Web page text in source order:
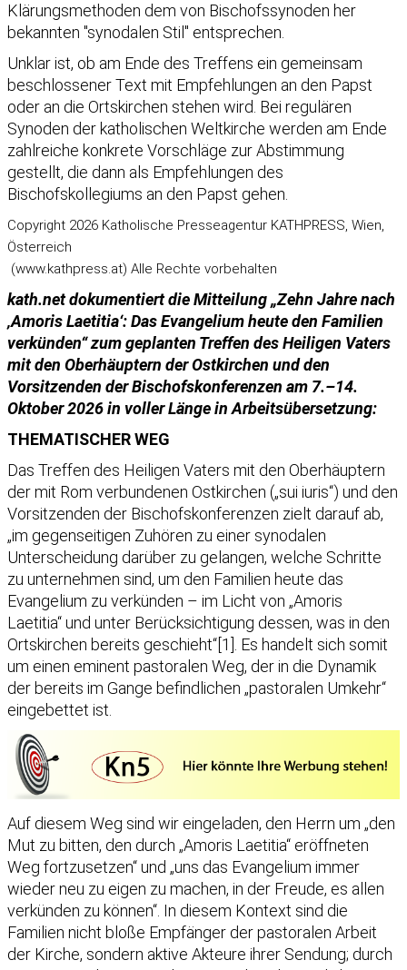
Klärungsmethoden dem von Bischofssynoden her
bekannten "synodalen Stil" entsprechen.
Unklar ist, ob am Ende des Treffens ein gemeinsam
beschlossener Text mit Empfehlungen an den Papst
oder an die Ortskirchen stehen wird. Bei regulären
Synoden der katholischen Weltkirche werden am Ende
zahlreiche konkrete Vorschläge zur Abstimmung
gestellt, die dann als Empfehlungen des
Bischofskollegiums an den Papst gehen.
Copyright 2026 Katholische Presseagentur KATHPRESS, Wien,
Österreich
(www.kathpress.at) Alle Rechte vorbehalten
kath.net dokumentiert die Mitteilung „Zehn Jahre nach
‚Amoris Laetitia‘: Das Evangelium heute den Familien
verkünden“ zum geplanten Treffen des Heiligen Vaters
mit den Oberhäuptern der Ostkirchen und den
Vorsitzenden der Bischofskonferenzen am 7.–14.
Oktober 2026 in voller Länge in Arbeitsübersetzung:
THEMATISCHER WEG
Das Treffen des Heiligen Vaters mit den Oberhäuptern
der mit Rom verbundenen Ostkirchen („sui iuris“) und den
Vorsitzenden der Bischofskonferenzen zielt darauf ab,
„im gegenseitigen Zuhören zu einer synodalen
Unterscheidung darüber zu gelangen, welche Schritte
zu unternehmen sind, um den Familien heute das
Evangelium zu verkünden – im Licht von „Amoris
Laetitia“ und unter Berücksichtigung dessen, was in den
Ortskirchen bereits geschieht“[1]. Es handelt sich somit
um einen eminent pastoralen Weg, der in die Dynamik
der bereits im Gange befindlichen „pastoralen Umkehr“
eingebettet ist.
Auf diesem Weg sind wir eingeladen, den Herrn um „den
Mut zu bitten, den durch „Amoris Laetitia“ eröffneten
Weg fortzusetzen“ und „uns das Evangelium immer
wieder neu zu eigen zu machen, in der Freude, es allen
verkünden zu können“. In diesem Kontext sind die
Familien nicht bloße Empfänger der pastoralen Arbeit
der Kirche, sondern aktive Akteure ihrer Sendung; durch